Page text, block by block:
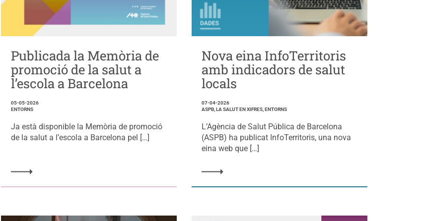
Publicada la Memòria de
promoció de la salut a
l’escola a Barcelona
05-05-2026
ENTORNS
Ja està disponible la Memòria de promoció
de la salut a l’escola a Barcelona pel […]
Nova eina InfoTerritoris
amb indicadors de salut
locals
07-04-2026
ASPB, LA SALUT EN XIFRES, ENTORNS
L’Agència de Salut Pública de Barcelona
(ASPB) ha publicat InfoTerritoris, una nova
eina web que […]